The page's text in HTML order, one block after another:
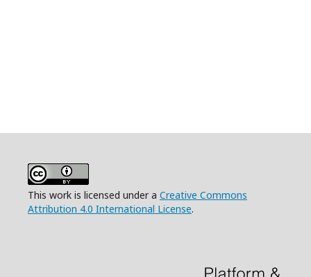
This work is licensed under a Creative Commons
Attribution 4.0 International License.